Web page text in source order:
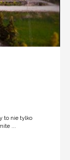
to nie tylko
...